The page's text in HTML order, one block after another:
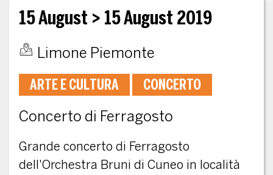
15 August > 15 August 2019
Limone Piemonte
ARTE E CULTURA
CONCERTO
Concerto di Ferragosto
Grande concerto di Ferragosto
dell'Orchestra Bruni di Cuneo in località